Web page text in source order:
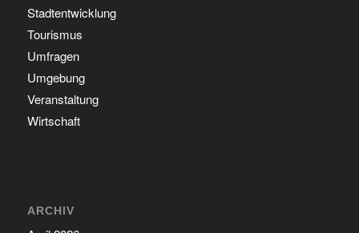
Stadtentwicklung
Tourismus
Umfragen
Umgebung
Veranstaltung
Wirtschaft
ARCHIV